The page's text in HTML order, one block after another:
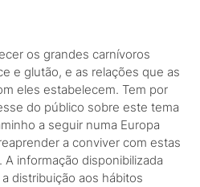
os grandes carnívoros
e glutão, e as relações que as
eles estabelecem. Tem por
do público sobre este tema
a seguir numa Europa
a conviver com estas
informação disponibilizada
distribuição aos hábitos